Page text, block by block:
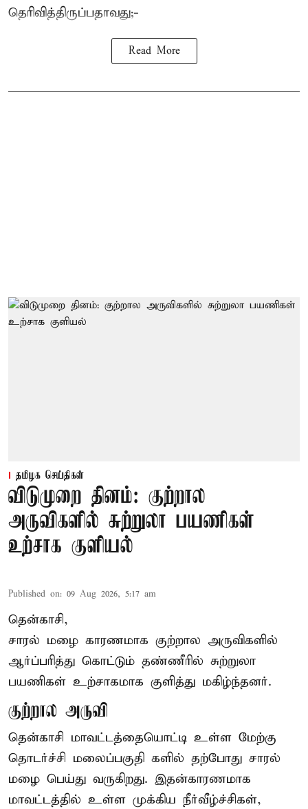
தெரிவித்திருப்பதாவது;-
Read More
தமிழக செய்திகள்
விடுமுறை தினம்: குற்றால
அருவிகளில் சுற்றுலா பயணிகள்
உற்சாக குளியல்
Published on: 09 Aug 2026, 5:17 am
தென்காசி,
சாரல் மழை காரணமாக குற்றால அருவிகளில்
ஆர்ப்பரித்து கொட்டும் தண்ணீரில் சுற்றுலா
பயணிகள் உற்சாகமாக குளித்து மகிழ்ந்தனர்.
குற்றால அருவி
தென்காசி மாவட்டத்தையொட்டி உள்ள மேற்கு
தொடர்ச்சி மலைப்பகுதி களில் தற்போது சாரல்
மழை பெய்து வருகிறது. இதன்காரணமாக
மாவட்டத்தில் உள்ள முக்கிய நீர்வீழ்ச்சிகள்,